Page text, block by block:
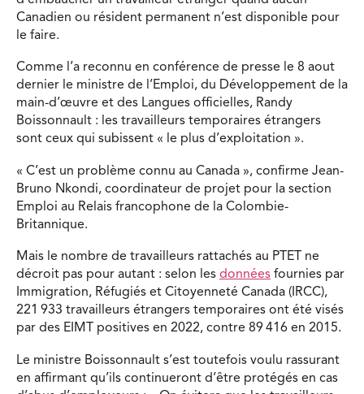
Canadien ou résident permanent n’est disponible pour
le faire.
Comme l’a reconnu en conférence de presse le 8 aout
dernier le ministre de l’Emploi, du Développement de la
main-d’œuvre et des Langues officielles, Randy
Boissonnault : les travailleurs temporaires étrangers
sont ceux qui subissent « le plus d’exploitation ».
« C’est un problème connu au Canada », confirme Jean-
Bruno Nkondi, coordinateur de projet pour la section
Emploi au Relais francophone de la Colombie-
Britannique.
Mais le nombre de travailleurs rattachés au PTET ne
décroit pas pour autant : selon les données fournies par
Immigration, Réfugiés et Citoyenneté Canada (IRCC),
221 933 travailleurs étrangers temporaires ont été visés
par des EIMT positives en 2022, contre 89 416 en 2015.
Le ministre Boissonnault s’est toutefois voulu rassurant
en affirmant qu’ils continueront d’être protégés en cas